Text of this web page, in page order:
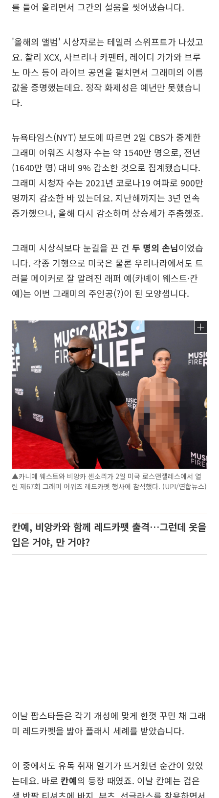
를 들어 올리면서 그간의 설움을 씻어냈습니다.
'올해의 앨범' 시상자로는 테일러 스위프트가 나섰고
요. 찰리 XCX, 사브리나 카펜터, 레이디 가가와 브루
노 마스 등이 라이브 공연을 펼치면서 그래미의 이름
값을 증명했는데요. 정작 화제성은 예년만 못했습니
다.
뉴욕타임스(NYT) 보도에 따르면 2일 CBS가 중계한
그래미 어워즈 시청자 수는 약 1540만 명으로, 전년
(1640만 명) 대비 9% 감소한 것으로 집계됐습니다.
그래미 시청자 수는 2021년 코로나19 여파로 900만
명까지 감소한 바 있는데요. 지난해까지는 3년 연속
증가했으나, 올해 다시 감소하며 상승세가 주춤했죠.
그래미 시상식보다 눈길을 끈 건 두 명의 손님이었습
니다. 각종 기행으로 미국은 물론 우리나라에서도 트
러블 메이커로 잘 알려진 래퍼 예(카녜이 웨스트·칸
예)는 이번 그래미의 주인공(?)이 된 모양샙니다.
▲카니예 웨스트와 비앙카 센소리가 2일 미국 로스앤젤레스에서 열
린 제67회 그래미 어워즈 레드카펫 행사에 참석했다. (UPI/연합뉴스)
칸예, 비앙카와 함께 레드카펫 출격…그런데 옷을
입은 거야, 만 거야?
이날 팝스타들은 각기 개성에 맞게 한껏 꾸민 채 그래
미 레드카펫을 밟아 플래시 세례를 받았습니다.
이 중에서도 유독 취재 열기가 뜨거웠던 순간이 있었
는데요. 바로 칸예의 등장 때였죠. 이날 칸예는 검은
색 반팔 티셔츠에 바지, 부츠, 선글라스를 착용하면서